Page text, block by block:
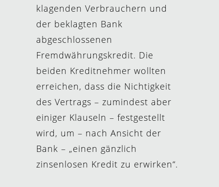
klagenden Verbrauchern und
der beklagten Bank
abgeschlossenen
Fremdwährungskredit. Die
beiden Kreditnehmer wollten
erreichen, dass die Nichtigkeit
des Vertrags – zumindest aber
einiger Klauseln – festgestellt
wird, um – nach Ansicht der
Bank – „einen gänzlich
zinsenlosen Kredit zu erwirken“.